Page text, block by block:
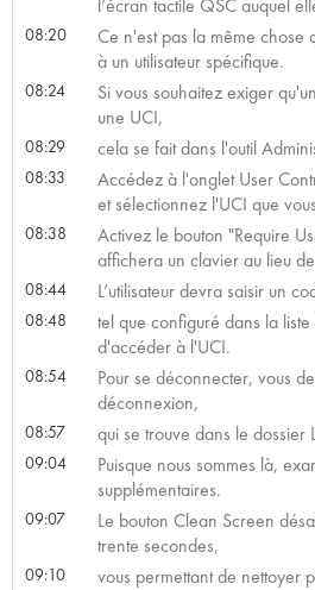
l’écran tactile QSC auquel
08:20
Ce n'est pas la même chose
à un utilisateur spécifique.
08:24
Si vous souhaitez exiger
une UCI,
08:29 cela se fait dans l'outil
08:33
Accédez à l'onglet User
et sélectionnez l'UCI que
08:38
Activez le bouton "Require
affichera un clavier au lieu
08:44 L’utilisateur devra saisir un
08:48
tel que configuré dans la liste
d'accéder à l'UCI.
08:54
Pour se déconnecter, vous
déconnexion,
08:57 qui se trouve dans le dossier
09:04
Puisque nous sommes là,
supplémentaires.
09:07
Le bouton Clean Screen
trente secondes,
09:10 vous permettant de nettoyer